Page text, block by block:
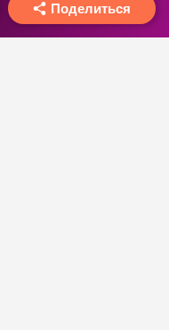
Поделиться